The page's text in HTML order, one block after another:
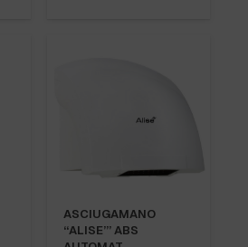
ASCIUGAMANO
“ALISE’” ABS